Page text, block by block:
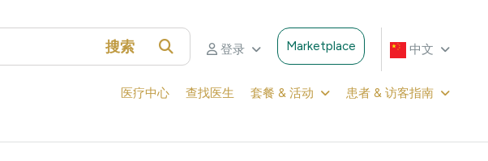
中文
Marketplace
登录
搜索
医疗中心 查找医生 套餐 & 活动 患者 & 访客指南